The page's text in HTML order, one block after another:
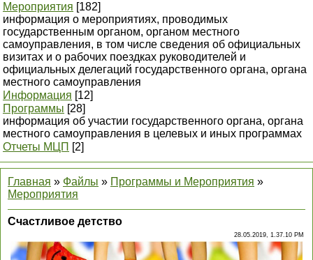
Мероприятия [182]
информация о мероприятиях, проводимых
государственным органом, органом местного
самоуправления, в том числе сведения об официальных
визитах и о рабочих поездках руководителей и
официальных делегаций государственного органа, органа
местного самоуправления
Информация [12]
Программы [28]
информация об участии государственного органа, органа
местного самоуправления в целевых и иных программах
Отчеты МЦП [2]
Главная » Файлы » Программы и Мероприятия »
Мероприятия
Счастливое детство
28.05.2019, 1.37.10 PM